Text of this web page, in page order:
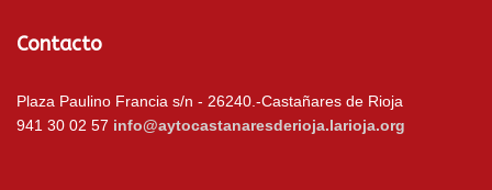
Contacto
Plaza Paulino Francia s/n - 26240.-Castañares de Rioja
941 30 02 57 info@aytocastanaresderioja.larioja.org